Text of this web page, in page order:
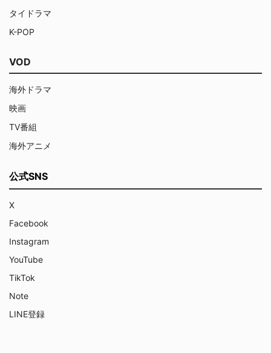
タイドラマ
K-POP
VOD
海外ドラマ
映画
TV番組
海外アニメ
公式SNS
X
Facebook
Instagram
YouTube
TikTok
Note
LINE登録